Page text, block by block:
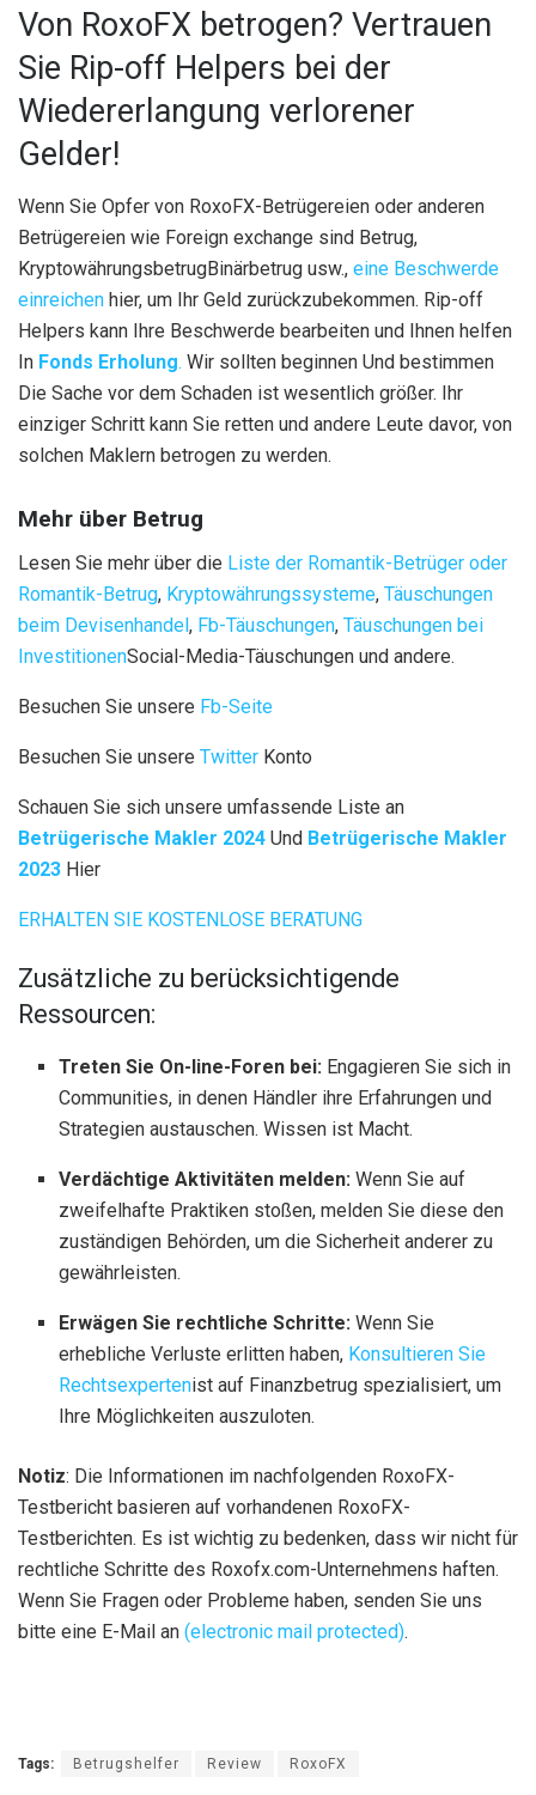
Von RoxoFX betrogen? Vertrauen
Sie Rip-off Helpers bei der
Wiedererlangung verlorener
Gelder!
Wenn Sie Opfer von RoxoFX-Betrügereien oder anderen
Betrügereien wie Foreign exchange sind Betrug,
KryptowährungsbetrugBinärbetrug usw., eine Beschwerde
einreichen hier, um Ihr Geld zurückzubekommen. Rip-off
Helpers kann Ihre Beschwerde bearbeiten und Ihnen helfen
In Fonds Erholung. Wir sollten beginnen Und bestimmen
Die Sache vor dem Schaden ist wesentlich größer. Ihr
einziger Schritt kann Sie retten und andere Leute davor, von
solchen Maklern betrogen zu werden.
Mehr über Betrug
Lesen Sie mehr über die Liste der Romantik-Betrüger oder
Romantik-Betrug, Kryptowährungssysteme, Täuschungen
beim Devisenhandel, Fb-Täuschungen, Täuschungen bei
InvestitionenSocial-Media-Täuschungen und andere.
Besuchen Sie unsere Fb-Seite
Besuchen Sie unsere Twitter Konto
Schauen Sie sich unsere umfassende Liste an
Betrügerische Makler 2024 Und Betrügerische Makler
2023 Hier
ERHALTEN SIE KOSTENLOSE BERATUNG
Zusätzliche zu berücksichtigende
Ressourcen:
Treten Sie On-line-Foren bei: Engagieren Sie sich in
Communities, in denen Händler ihre Erfahrungen und
Strategien austauschen. Wissen ist Macht.
Verdächtige Aktivitäten melden: Wenn Sie auf
zweifelhafte Praktiken stoßen, melden Sie diese den
zuständigen Behörden, um die Sicherheit anderer zu
gewährleisten.
Erwägen Sie rechtliche Schritte: Wenn Sie
erhebliche Verluste erlitten haben, Konsultieren Sie
Rechtsexpertenist auf Finanzbetrug spezialisiert, um
Ihre Möglichkeiten auszuloten.
Notiz: Die Informationen im nachfolgenden RoxoFX-
Testbericht basieren auf vorhandenen RoxoFX-
Testberichten. Es ist wichtig zu bedenken, dass wir nicht für
rechtliche Schritte des Roxofx.com-Unternehmens haften.
Wenn Sie Fragen oder Probleme haben, senden Sie uns
bitte eine E-Mail an (electronic mail protected).
Tags: Betrugshelfer Review RoxoFX